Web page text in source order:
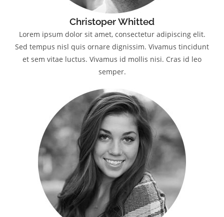
Christoper Whitted
Lorem ipsum dolor sit amet, consectetur adipiscing elit.
Sed tempus nisl quis ornare dignissim. Vivamus tincidunt
et sem vitae luctus. Vivamus id mollis nisi. Cras id leo
semper.